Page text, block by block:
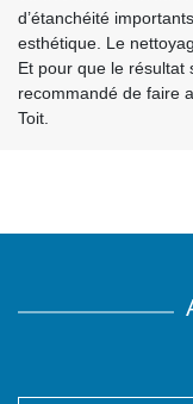
d’étanchéité
esthétique. Le
Et pour que le résultat
recommandé de faire
Toit.